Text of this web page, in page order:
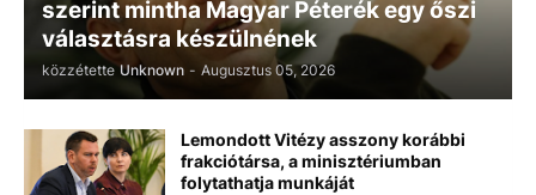
szerint mintha Magyar Péterék egy őszi
választásra készülnének
közzétette Unknown - Augusztus 05, 2026
Lemondott Vitézy asszony korábbi
frakciótársa, a minisztériumban
folytathatja munkáját